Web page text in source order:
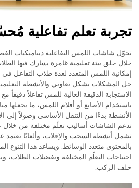
تجربة تعلم تفاعلية
تحوّل شاشات اللمس التفاعلية ديناميكيات
خلال خلق بيئة تعليمية غامرة يشارك فيها
إمكانية اللمس المتعدد لعدة طلاب التفاعل
حل المشكلات بشكل تعاوني والأنشطة
الاستجابة الدقيقة العالية للمس تفاعلاً دقيقاً
باستخدام الأصابع أو أقلام اللمس، ما يجعلها
الأنشطة بدءًا من التنقل الأساسي وصولاً إلى
تدعم الشاشات أساليب تعلّم مختلفة من خلال
تشمل أنشطة السحب والإفلات، وألعابًا تعتمد
بالمحتوى متعدد الوسائط. ويساعد هذا التنوع
احتياجات التعلّم المختلفة وتفضيلات
خلف الركب.